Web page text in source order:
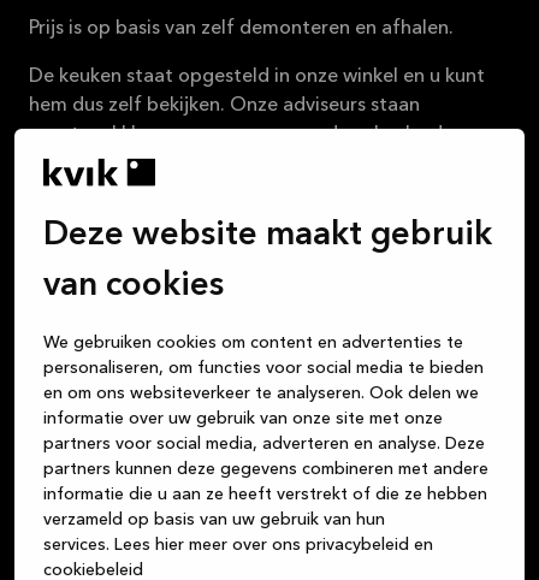
Deze website maakt gebruik
van cookies
We gebruiken cookies om content en advertenties te
personaliseren, om functies voor social media te bieden
en om ons websiteverkeer te analyseren. Ook delen we
informatie over uw gebruik van onze site met onze
partners voor social media, adverteren en analyse. Deze
partners kunnen deze gegevens combineren met andere
informatie die u aan ze heeft verstrekt of die ze hebben
verzameld op basis van uw gebruik van hun
services. Lees hier meer over ons privacybeleid en
cookiebeleid
Prijs is op basis van zelf demonteren en afhalen.
De keuken staat opgesteld in onze winkel en u kunt
hem dus zelf bekijken. Onze adviseurs staan
eventueel klaar voor vragen over deze keuken!
Wij vinden dat het kopen van een keuken net zo fijn
moet zijn als het leven dat je in die keuken leidt. Alle
maaltijden die je kookt, de nachtelijke gesprekken
met vrienden onder het genot van een glas wijn, het
huiswerk dat de kinderen aan tafel maken, de
kaartspelletjes die je speelt: de keuken is het centrum